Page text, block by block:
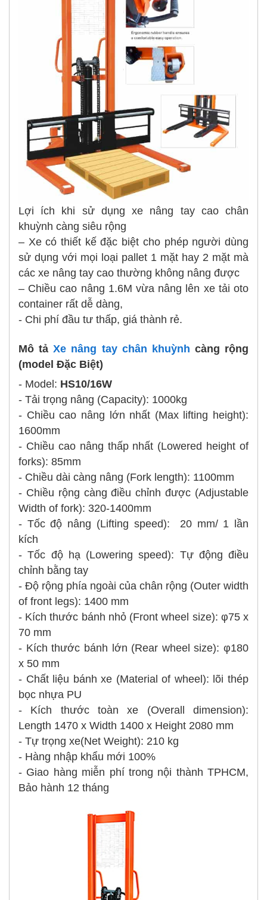
Lợi ích khi sử dụng xe nâng tay cao chân
khuỳnh càng siêu rộng
– Xe có thiết kế đặc biệt cho phép người dùng
sử dụng với mọi loại pallet 1 mặt hay 2 mặt mà
các xe nâng tay cao thường không nâng được
– Chiều cao nâng 1.6M vừa nâng lên xe tải oto
container rất dễ dàng,
- Chi phí đầu tư thấp, giá thành rẻ.
Mô tảXe nâng tay chân khuỳnh càng rộng
(model Đặc Biệt)
- Model: HS10/16W
- Tải trọng nâng (Capacity): 1000kg
- Chiều cao nâng lớn nhất (Max lifting height):
1600mm
- Chiều cao nâng thấp nhất (Lowered height of
forks): 85mm
- Chiều dài càng nâng (Fork length): 1100mm
- Chiều rộng càng điều chỉnh được (Adjustable
Width of fork): 320-1400mm
- Tốc độ nâng (Lifting speed): 20 mm/ 1 lần
kích
- Tốc độ hạ (Lowering speed): Tự động điều
chỉnh bằng tay
- Độ rộng phía ngoài của chân rộng (Outer width
of front legs): 1400 mm
- Kích thước bánh nhỏ (Front wheel size): φ75 x
70 mm
- Kích thước bánh lớn (Rear wheel size): φ180
x 50 mm
- Chất liệu bánh xe (Material of wheel): lõi thép
bọc nhựa PU
- Kích thước toàn xe (Overall dimension):
Length 1470 x Width 1400 x Height 2080 mm
- Tự trọng xe(Net Weight): 210 kg
- Hàng nhập khẩu mới 100%
- Giao hàng miễn phí trong nội thành TPHCM,
Bảo hành 12 tháng